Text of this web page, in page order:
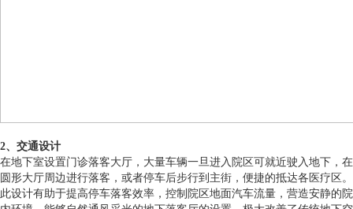
2、交通设计
在地下室设置门诊落客大厅，大量车辆一旦进入院区可就近驶入地下，在
圆形大厅周边进行落客，或者停车后步行到主街，便捷的抵达各医疗区。
此设计有助于提高停车落客效率，控制院区地面汽车流量，营造安静的院